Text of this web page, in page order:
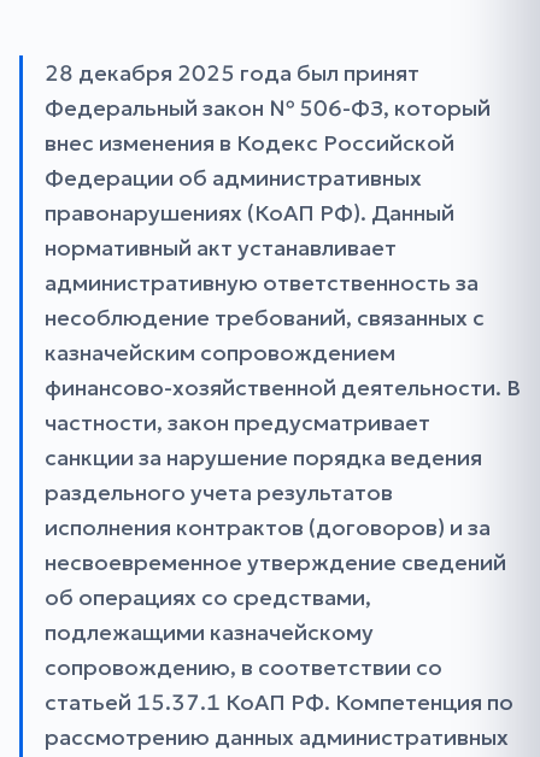
28 декабря 2025 года был принят
Федеральный закон № 506-ФЗ, который
внес изменения в Кодекс Российской
Федерации об административных
правонарушениях (КоАП РФ). Данный
нормативный акт устанавливает
административную ответственность за
несоблюдение требований, связанных с
казначейским сопровождением
финансово-хозяйственной деятельности. В
частности, закон предусматривает
санкции за нарушение порядка ведения
раздельного учета результатов
исполнения контрактов (договоров) и за
несвоевременное утверждение сведений
об операциях со средствами,
подлежащими казначейскому
сопровождению, в соответствии со
статьей 15.37.1 КоАП РФ. Компетенция по
рассмотрению данных административных